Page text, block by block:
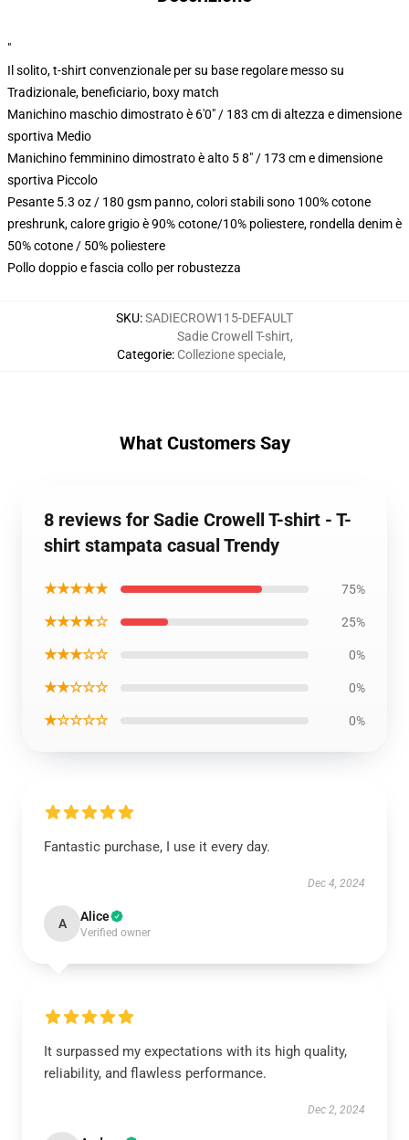
"
Il solito, t-shirt convenzionale per su base regolare messo su
Tradizionale, beneficiario, boxy match
Manichino maschio dimostrato è 6'0" / 183 cm di altezza e dimensione
sportiva Medio
Manichino femminino dimostrato è alto 5 8" / 173 cm e dimensione
sportiva Piccolo
Pesante 5.3 oz / 180 gsm panno, colori stabili sono 100% cotone
preshrunk, calore grigio è 90% cotone/10% poliestere, rondella denim è
50% cotone / 50% poliestere
Pollo doppio e fascia collo per robustezza
SKU:SADIECROW115-DEFAULT
Categorie:
Sadie Crowell T-shirt,
Collezione speciale,
What Customers Say
8 reviews for Sadie Crowell T-shirt - T-
shirt stampata casual Trendy
★★★★★ 75%
★★★★☆ 25%
★★★☆☆ 0%
★★☆☆☆ 0%
★☆☆☆☆ 0%
Fantastic purchase, I use it every day.
Dec 4, 2024
A Alice
Verified owner
It surpassed my expectations with its high quality,
reliability, and flawless performance.
Dec 2, 2024